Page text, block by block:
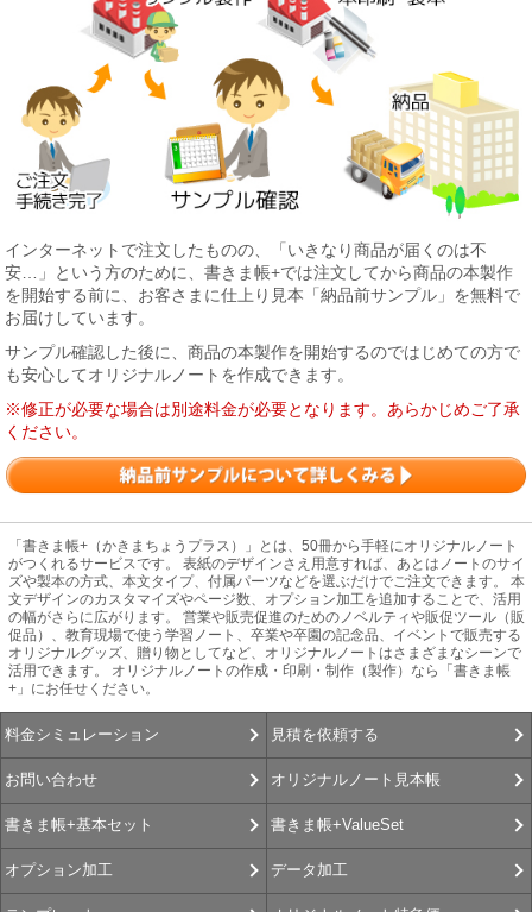
インターネットで注文したものの、「いきなり商品が届くのは不
安…」という方のために、書きま帳+では注文してから商品の本製作
を開始する前に、お客さまに仕上り見本「納品前サンプル」を無料で
お届けしています。
サンプル確認した後に、商品の本製作を開始するのではじめての方で
も安心してオリジナルノートを作成できます。
※修正が必要な場合は別途料金が必要となります。あらかじめご了承
ください。
「書きま帳+（かきまちょうプラス）」とは、50冊から手軽にオリジナルノート
がつくれるサービスです。 表紙のデザインさえ用意すれば、あとはノートのサイ
ズや製本の方式、本文タイプ、付属パーツなどを選ぶだけでご注文できます。 本
文デザインのカスタマイズやページ数、オプション加工を追加することで、活用
の幅がさらに広がります。 営業や販売促進のためのノベルティや販促ツール（販
促品）、教育現場で使う学習ノート、卒業や卒園の記念品、イベントで販売する
オリジナルグッズ、贈り物としてなど、オリジナルノートはさまざまなシーンで
活用できます。 オリジナルノートの作成・印刷・制作（製作）なら「書きま帳
+」にお任せください。
料金シミュレーション 見積を依頼する
お問い合わせ オリジナルノート見本帳
書きま帳+基本セット 書きま帳+ValueSet
オプション加工 データ加工